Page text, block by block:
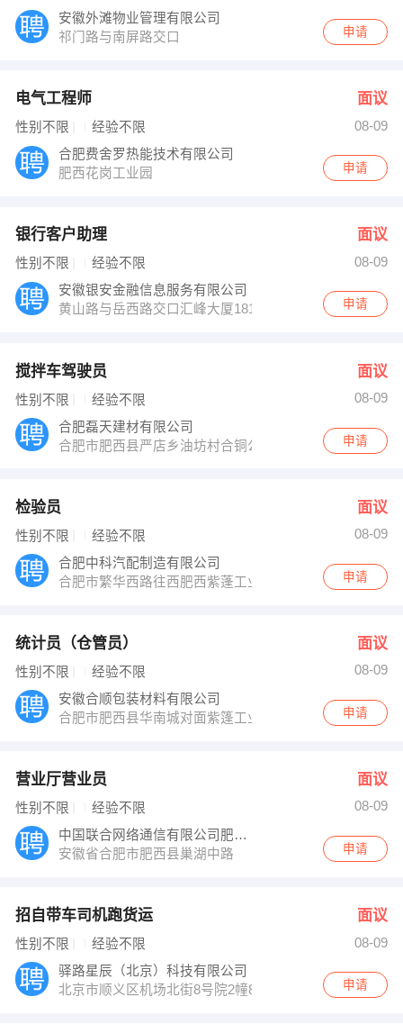
安徽外滩物业管理有限公司
祁门路与南屏路交口
申请
电气工程师 面议
性别不限 经验不限
08-09
合肥费舍罗热能技术有限公司
肥西花岗工业园
申请
银行客户助理 面议
性别不限 经验不限
08-09
安徽银安金融信息服务有限公司
黄山路与岳西路交口汇峰大厦1813
申请
搅拌车驾驶员 面议
性别不限 经验不限
08-09
合肥磊天建材有限公司
合肥市肥西县严店乡油坊村合铜公路旁
申请
检验员 面议
性别不限 经验不限
08-09
合肥中科汽配制造有限公司
合肥市繁华西路往西肥西紫蓬工业园
申请
统计员（仓管员） 面议
性别不限 经验不限
08-09
安徽合顺包装材料有限公司
合肥市肥西县华南城对面紫篷工业园
申请
营业厅营业员 面议
性别不限 经验不限
08-09
中国联合网络通信有限公司肥西县分公司
安徽省合肥市肥西县巢湖中路
申请
招自带车司机跑货运 面议
性别不限 经验不限
08-09
驿路星辰（北京）科技有限公司
北京市顺义区机场北街8号院2幢8层819室
申请